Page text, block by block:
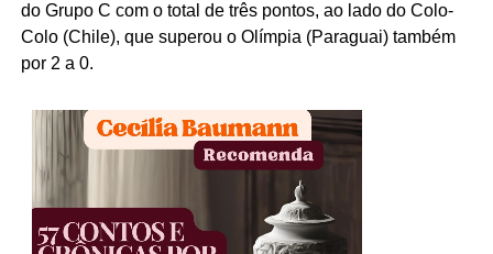
do Grupo C com o total de três pontos, ao lado do Colo-
Colo (Chile), que superou o Olímpia (Paraguai) também
por 2 a 0.